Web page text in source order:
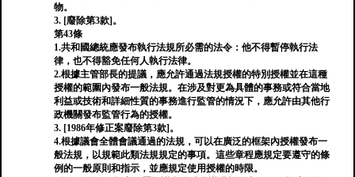
物。
3. [廢除第3款]。
第43條
1.共和國總統應發布執行法規所必需的法令：他不得暫停執行法
律，也不得豁免任何人執行法律。
2.根據主管部長的提議，應允許通過法規授權的特別授權並在這種
授權的範圍內發布一般法規。在涉及對更為具體的事務或符合當地
利益或技術和詳細性質的事務進行監管的情況下，應允許由其他行
政機關發布監管行為的授權。
3. [1986年修正案廢除第3款]。
4.根據議會全體會議通過的法規，可以在廣泛的框架內授權發布一
般法規，以規範此類法規規定的事項。這些章程應規定要遵守的條
例的一般原則和指示，並應規定使用授權的時限。